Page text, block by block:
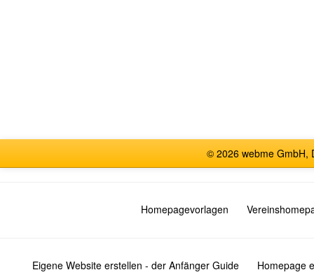
© 2026 webme GmbH,
Homepagevorlagen
Eigene Website erstellen - der Anfänger Guide Homepage